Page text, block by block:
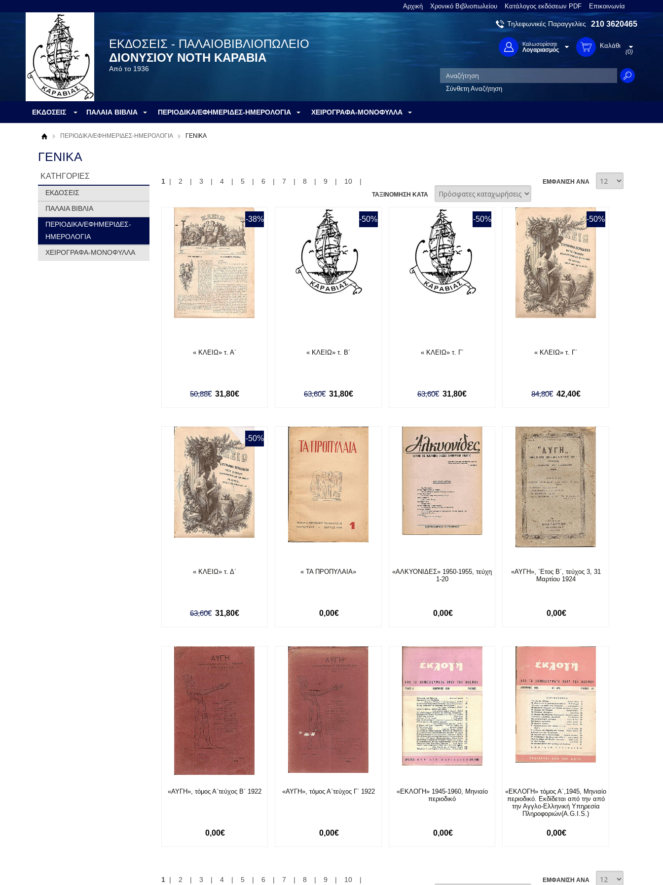
Αρχική Χρονικό Βιβλιοπωλείου Κατάλογος εκδόσεων PDF Επικοινωνία
ΕΚΔΟΣΕΙΣ - ΠΑΛΑΙΟΒΙΒΛΙΟΠΩΛΕΙΟ
ΔΙΟΝΥΣΙΟΥ ΝΟΤΗ ΚΑΡΑΒΙΑ
Από το 1936
Τηλεφωνικές Παραγγελίες 210 3620465
Καλωσορίσατε
Λογαριασμός
Καλάθι
(0)
Σύνθετη Αναζήτηση
ΕΚΔΟΣΕΙΣ ΠΑΛΑΙΑ ΒΙΒΛΙΑ ΠΕΡΙΟΔΙΚΑ/ΕΦΗΜΕΡΙΔΕΣ-ΗΜΕΡΟΛΟΓΙΑ ΧΕΙΡΟΓΡΑΦΑ-ΜΟΝΟΦΥΛΛΑ
ΠΕΡΙΟΔΙΚΑ/ΕΦΗΜΕΡΙΔΕΣ-ΗΜΕΡΟΛΟΓΙΑ ΓΕΝΙΚΑ
ΓΕΝΙΚΑ
ΚΑΤΗΓΟΡΙΕΣ
ΕΚΔΟΣΕΙΣ
ΠΑΛΑΙΑ ΒΙΒΛΙΑ
ΠΕΡΙΟΔΙΚΑ/ΕΦΗΜΕΡΙΔΕΣ-
ΗΜΕΡΟΛΟΓΙΑ
ΧΕΙΡΟΓΡΑΦΑ-ΜΟΝΟΦΥΛΛΑ
1| 2 | 3 | 4 | 5 | 6 | 7 | 8 | 9 | 10 |
ΕΜΦΑΝΙΣΗ ΑΝΑ
ΤΑΞΙΝΟΜΗΣΗ ΚΑΤΑ
-38%
« ΚΛΕΙΩ» τ. Α΄
50,88€ 31,80€
-50%
« ΚΛΕΙΩ» τ. Β΄
63,60€ 31,80€
-50%
« ΚΛΕΙΩ» τ. Γ΄
63,60€ 31,80€
-50%
« ΚΛΕΙΩ» τ. Γ΄
84,80€ 42,40€
-50%
« ΚΛΕΙΩ» τ. Δ΄
63,60€ 31,80€
« ΤΑ ΠΡΟΠΥΛΑΙΑ»
0,00€
«ΑΛΚΥΟΝΙΔΕΣ» 1950-1955, τεύχη
1-20
0,00€
«ΑΥΓΗ», ΄Ετος Β΄, τεύχος 3, 31
Μαρτίου 1924
0,00€
«ΑΥΓΗ», τόμος Α΄τεύχος Β΄ 1922
0,00€
«ΑΥΓΗ», τόμος Α΄τεύχος Γ΄ 1922
0,00€
«ΕΚΛΟΓΗ» 1945-1960, Μηνιαίο
περιοδικό
0,00€
«ΕΚΛΟΓΗ» τόμος Α΄,1945, Μηνιαίο
περιοδικό. Εκδίδεται από την από
την Αγγλο-Ελληνική Υπηρεσία
Πληροφοριών(A.G.I.S.)
0,00€
1| 2 | 3 | 4 | 5 | 6 | 7 | 8 | 9 | 10 | ΕΜΦΑΝΙΣΗ ΑΝΑ